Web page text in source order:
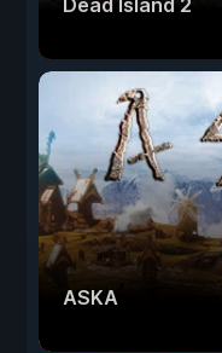
Dead Island 2
ASKA